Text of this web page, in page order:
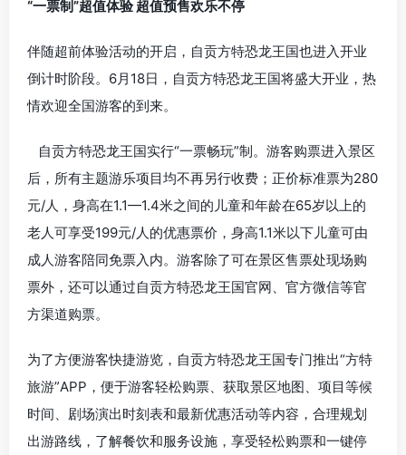
“一票制”超值体验 超值预售欢乐不停
伴随超前体验活动的开启， 自贡方特恐龙王国也进入开业
倒计时阶段。6月18日， 自贡方特恐龙王国将盛大开业，热
情欢迎全国游客的到来。
自贡方特恐龙王国实行“一票畅玩”制。游客购票进入景区
后，所有主题游乐项目均不再另行收费；正价标准票为280
元/人，身高在1.1—1.4米之间的儿童和年龄在65岁以上的
老人可享受199元/人的优惠票价，身高1.1米以下儿童可由
成人游客陪同免票入内。游客除了可在景区售票处现场购
票外，还可以通过自贡方特恐龙王国官网、官方微信等官
方渠道购票。
为了方便游客快捷游览， 自贡方特恐龙王国专门推出“方特
旅游”APP，便于游客轻松购票、获取景区地图、项目等候
时间、剧场演出时刻表和最新优惠活动等内容，合理规划
出游路线，了解餐饮和服务设施，享受轻松购票和一键停